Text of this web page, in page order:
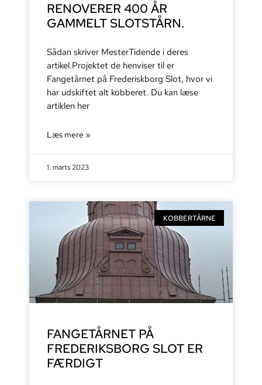
RENOVERER 400 ÅR
GAMMELT SLOTSTÅRN.
Sådan skriver MesterTidende i deres
artikel.Projektet de henviser til er
Fangetårnet på Frederiskborg Slot, hvor vi
har udskiftet alt kobberet. Du kan læse
artiklen her
Læs mere »
1. marts 2023
KOBBERTÅRNE
FANGETÅRNET PÅ
FREDERIKSBORG SLOT ER
FÆRDIGT